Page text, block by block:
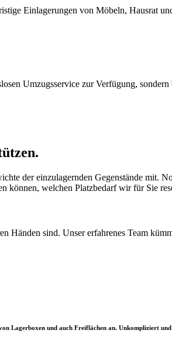
Einlagerungen von Möbeln, Hausrat
Umzugsservice zur Verfügung,
der einzulagernden Gegenstände mit.
können, welchen Platzbedarf wir für Sie
Händen sind. Unser erfahrenes Team
Lagerboxen und auch Freiflächen an. Unkompliziert